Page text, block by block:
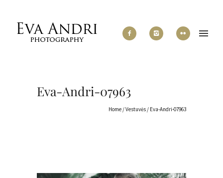
Eva-Andri-07963
Home /Vestuvės / Eva-Andri-07963